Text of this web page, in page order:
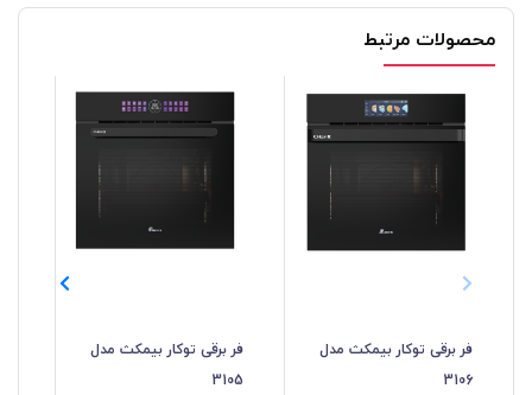
محصولات مرتبط
فر برقی توکار بیمکث مدل
3106
فر برقی توکار بیمکث مدل
3105